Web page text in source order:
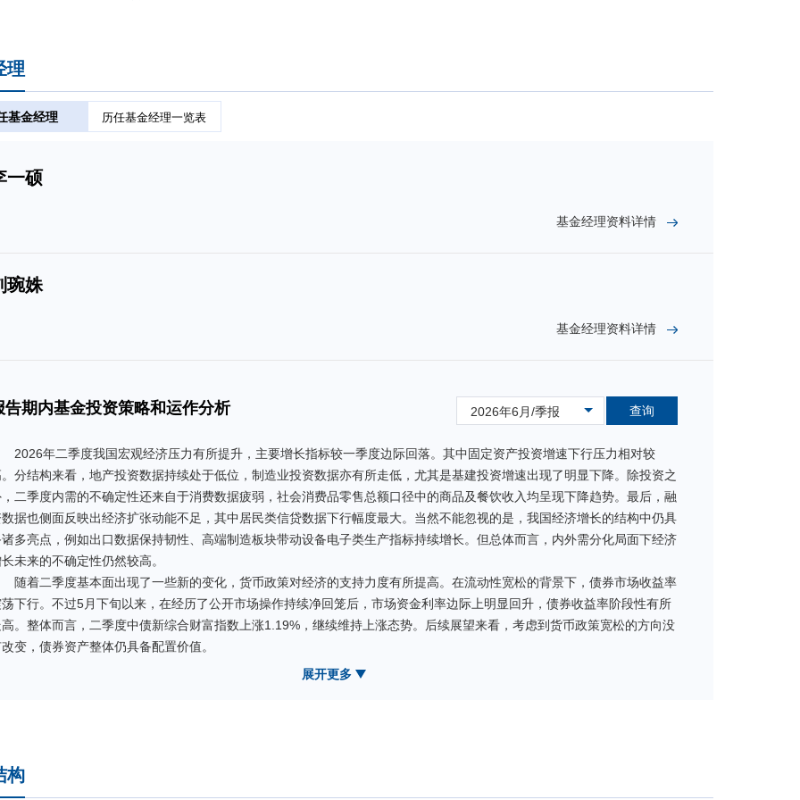
理
基金经理 历任基金经理一览表
一硕
基金经理资料详情
琬姝
基金经理资料详情
告期内基金投资策略和运作分析 2026年6月/季报 查询
2026年二季度我国宏观经济压力有所提升，主要增长指标较一季度边际回落。其中固定资产投资增速下行压力相对较
分结构来看，地产投资数据持续处于低位，制造业投资数据亦有所走低，尤其是基建投资增速出现了明显下降。除投资之
二季度内需的不确定性还来自于消费数据疲弱，社会消费品零售总额口径中的商品及餐饮收入均呈现下降趋势。最后，融
据也侧面反映出经济扩张动能不足，其中居民类信贷数据下行幅度最大。当然不能忽视的是，我国经济增长的结构中仍具
多亮点，例如出口数据保持韧性、高端制造板块带动设备电子类生产指标持续增长。但总体而言，内外需分化局面下经济
未来的不确定性仍然较高。
随着二季度基本面出现了一些新的变化，货币政策对经济的支持力度有所提高。在流动性宽松的背景下，债券市场收益率
下行。不过5月下旬以来，在经历了公开市场操作持续净回笼后，市场资金利率边际上明显回升，债券收益率阶段性有所
。整体而言，二季度中债新综合财富指数上涨1.19%，继续维持上涨态势。后续展望来看，考虑到货币政策宽松的方向没
变，债券资产整体仍具备配置价值。
操作上，组合久期整体维持在中性偏短水平，力图控制回撤及波动率，以获取中短端债券资产的票息收益为主要投资策
展开更多
构